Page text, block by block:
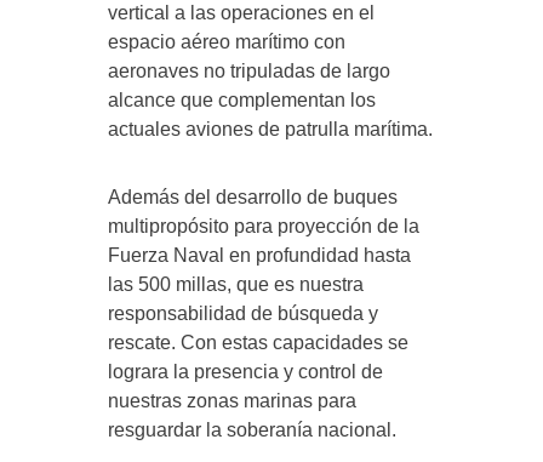
vertical a las operaciones en el
espacio aéreo marítimo con
aeronaves no tripuladas de largo
alcance que complementan los
actuales aviones de patrulla marítima.
Además del desarrollo de buques
multipropósito para proyección de la
Fuerza Naval en profundidad hasta
las 500 millas, que es nuestra
responsabilidad de búsqueda y
rescate. Con estas capacidades se
lograra la presencia y control de
nuestras zonas marinas para
resguardar la soberanía nacional.